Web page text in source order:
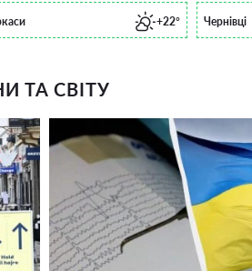
+22° Чернівці
ТА СВІТУ